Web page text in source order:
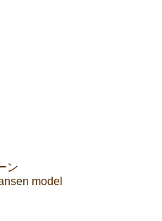
ン
model